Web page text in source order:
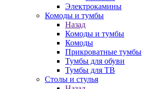
Электрокамины
Комоды и тумбы
Назад
Комоды и тумбы
Комоды
Прикроватные тумбы
Тумбы для обуви
Тумбы для ТВ
Столы и стулья